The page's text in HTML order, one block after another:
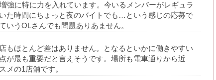
強に特に力を入れています。今いるメンバーがレギュラ
た時間にちょっと夜のバイトでも…という感じの応募で
いうOLさんでも問題ありあません。
もほとんど差はありません。となるといかに働きやすい
が最も重要だと言えそうです。場所も電車通りから近
メの1店舗です。